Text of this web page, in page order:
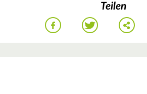
Teilen